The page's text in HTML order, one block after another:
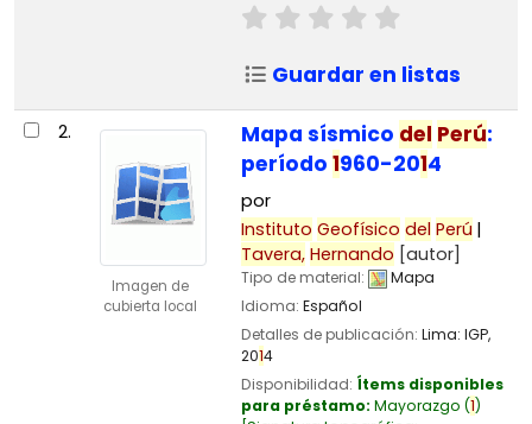
Guardar en listas
2.
Imagen de
cubierta local
Mapa sísmico del Perú:
período 1960-2014
por
Instituto Geofísico del Perú
Tavera, Hernando [autor]
Tipo de material:
Mapa
Idioma: Español
Detalles de publicación: Lima: IGP,
2014
Disponibilidad: Ítems disponibles
para préstamo: Mayorazgo (1)